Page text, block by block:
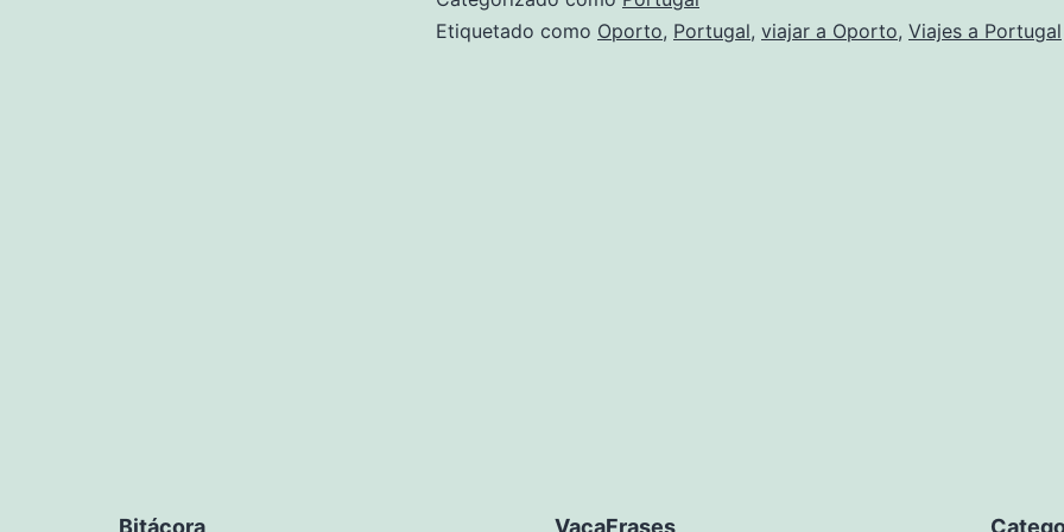
Etiquetado como Oporto, Portugal, viajar a Oporto, Viajes a Portugal
Bitácora VacaFrases